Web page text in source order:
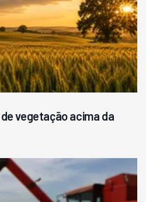
vegetação acima da